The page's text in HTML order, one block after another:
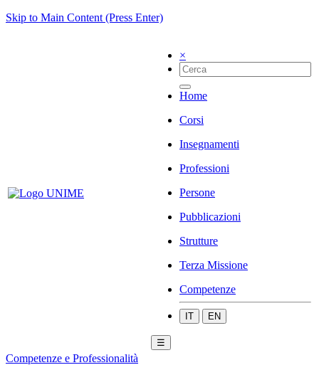
Skip to Main Content (Press Enter)
×
Home
Corsi
Insegnamenti
Professioni
Persone
Pubblicazioni
Strutture
Terza Missione
Competenze
IT EN
☰
Competenze e Professionalità